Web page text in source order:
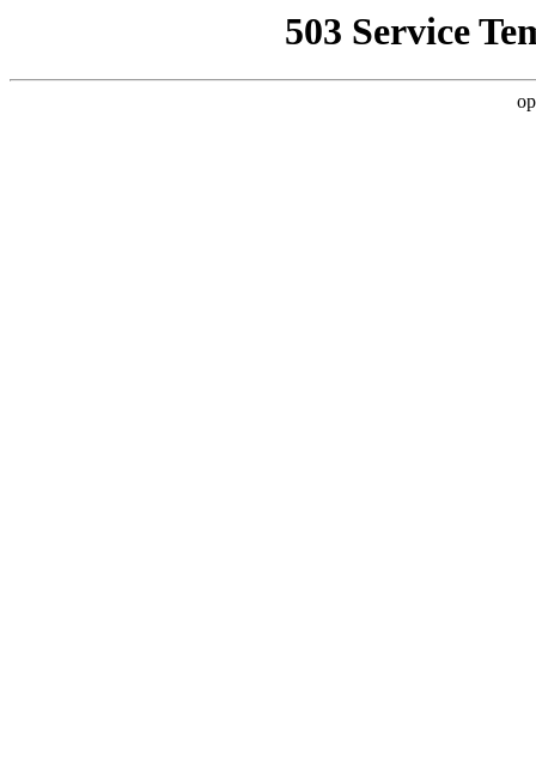
503 Service